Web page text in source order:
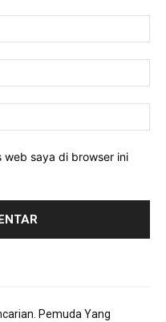
web saya di browser ini
Pemuda Yang